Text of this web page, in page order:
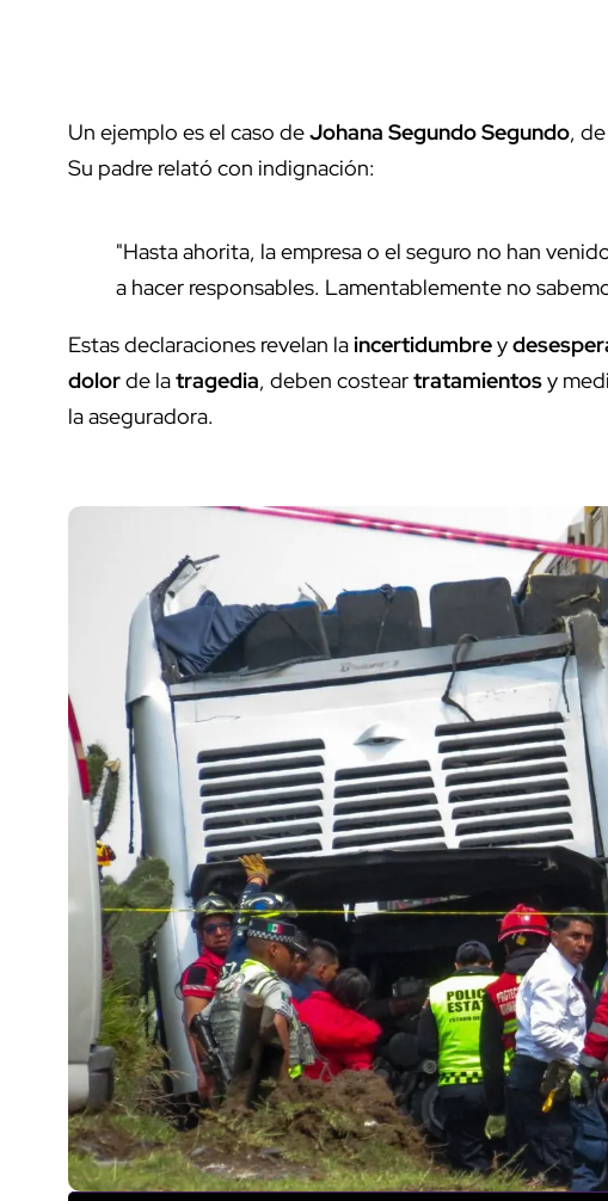
Un ejemplo es el caso deJohana Segundo Segundo,
Su padre relató con indignación:
"Hasta ahorita, la empresa o el seguro no han
a hacer responsables. Lamentablemente no
Estas declaraciones revelan laincertidumbrey
dolorde latragedia, deben costeartratamientosy
la aseguradora.